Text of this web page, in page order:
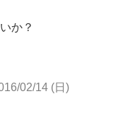
か？
02/14 (日)